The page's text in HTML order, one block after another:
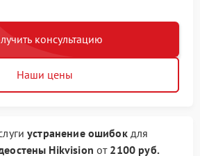
консультацию
Наши цены
устранение ошибокдля
Hikvision от 2100 руб.